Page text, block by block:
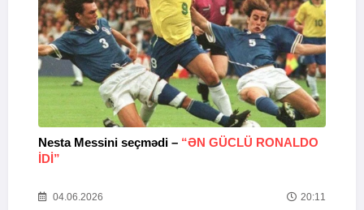
Nesta Messini seçmədi – “ƏN GÜCLÜ RONALDO
IDI”
04.06.2026 20:11